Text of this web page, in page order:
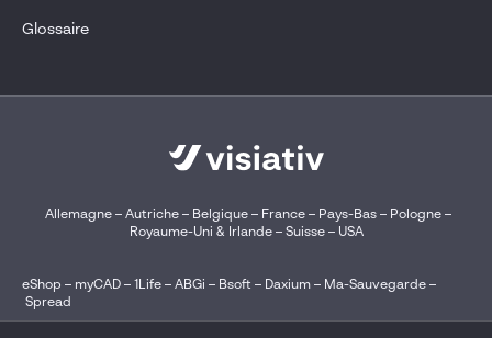
Glossaire
Allemagne– Autriche– Belgique – France– Pays-Bas– Pologne–
Royaume-Uni & Irlande– Suisse– USA
eShop – myCAD – 1Life – ABGi – Bsoft – Daxium – Ma-Sauvegarde –
Spread